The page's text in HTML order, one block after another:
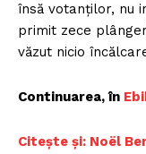
însă votanţilor, nu
primit zece
văzut nicio
Continuarea, în E
Citește și: Noël Be